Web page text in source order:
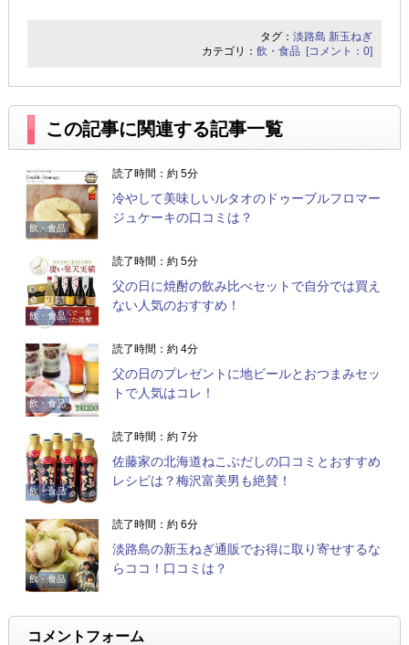
タグ：淡路島 新玉ねぎ
カテゴリ：飲・食品 [コメント：0]
この記事に関連する記事一覧
飲・食品
読了時間：約 5分
冷やして美味しいルタオのドゥーブルフロマー
ジュケーキの口コミは？
飲・食品
読了時間：約 5分
父の日に焼酎の飲み比べセットで自分では買え
ない人気のおすすめ！
飲・食品
読了時間：約 4分
父の日のプレゼントに地ビールとおつまみセッ
トで人気はコレ！
飲・食品
読了時間：約 7分
佐藤家の北海道ねこぶだしの口コミとおすすめ
レシピは？梅沢富美男も絶賛！
飲・食品
読了時間：約 6分
淡路島の新玉ねぎ通販でお得に取り寄せするな
らココ！口コミは？
コメントフォーム